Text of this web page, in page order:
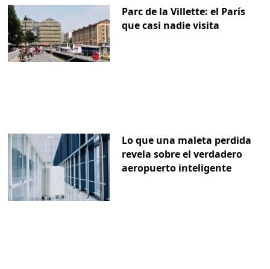
Parc de la Villette: el París
que casi nadie visita
Lo que una maleta perdida
revela sobre el verdadero
aeropuerto inteligente